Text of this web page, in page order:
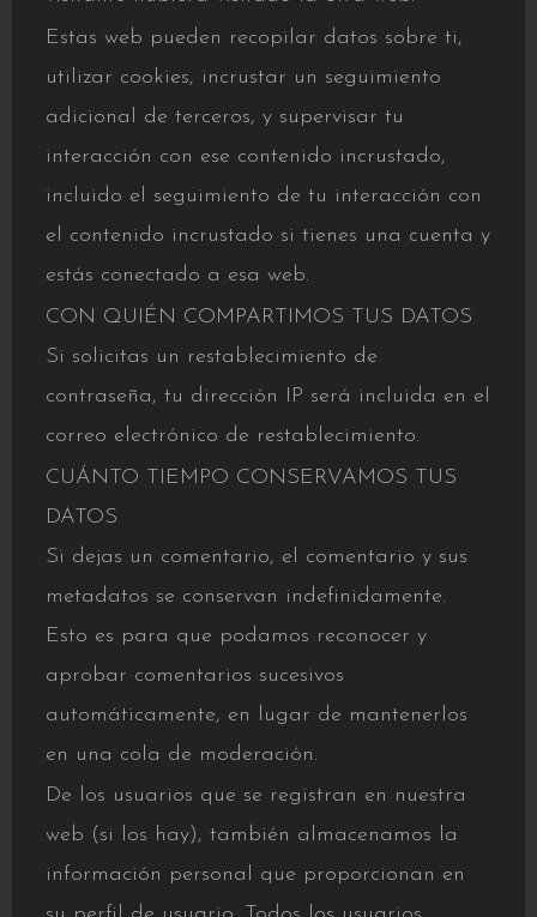
Estas web pueden recopilar datos sobre ti,
utilizar cookies, incrustar un seguimiento
adicional de terceros, y supervisar tu
interacción con ese contenido incrustado,
incluido el seguimiento de tu interacción con
el contenido incrustado si tienes una cuenta y
estás conectado a esa web.
CON QUIÉN COMPARTIMOS TUS DATOS
Si solicitas un restablecimiento de
contraseña, tu dirección IP será incluida en el
correo electrónico de restablecimiento.
CUÁNTO TIEMPO CONSERVAMOS TUS
DATOS
Si dejas un comentario, el comentario y sus
metadatos se conservan indefinidamente.
Esto es para que podamos reconocer y
aprobar comentarios sucesivos
automáticamente, en lugar de mantenerlos
en una cola de moderación.
De los usuarios que se registran en nuestra
web (si los hay), también almacenamos la
información personal que proporcionan en